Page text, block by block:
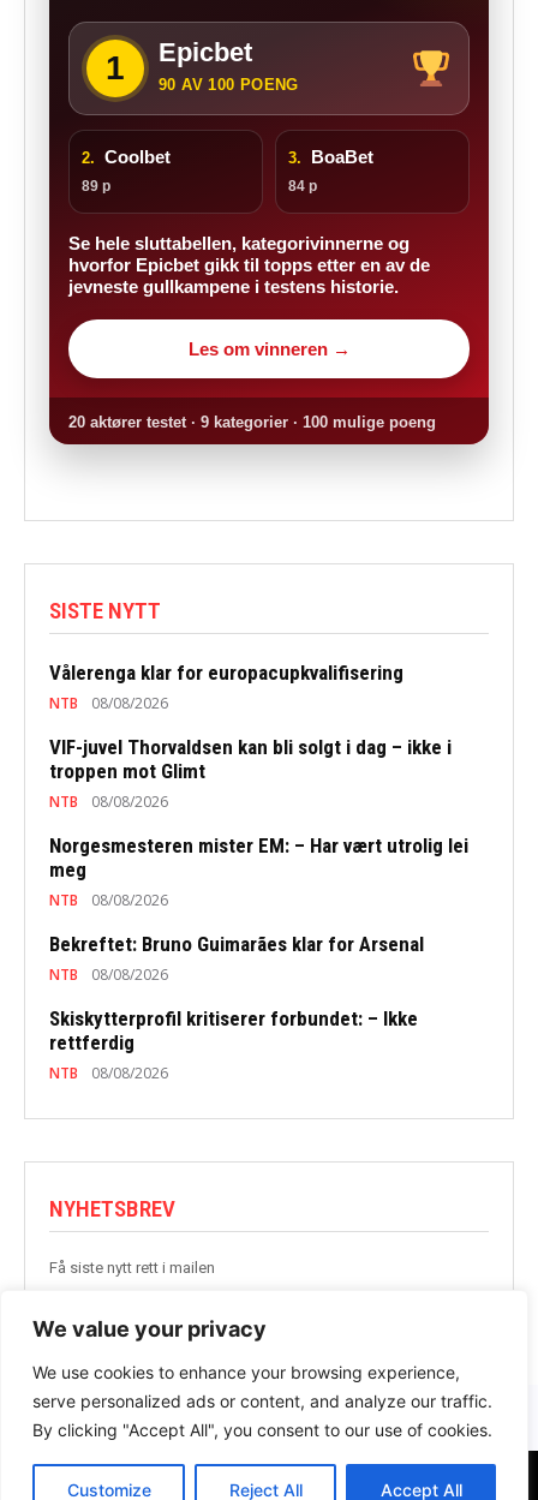
We value your privacy
We use cookies to enhance your browsing experience,
serve personalized ads or content, and analyze our traffic.
By clicking "Accept All", you consent to our use of cookies.
Customize Reject All Accept All
1 Epicbet
90 AV 100 POENG
2. Coolbet
89 p
3. BoaBet
84 p
Se hele sluttabellen, kategorivinnerne og
hvorfor Epicbet gikk til topps etter en av de
jevneste gullkampene i testens historie.
Les om vinneren →
20 aktører testet · 9 kategorier · 100 mulige poeng
SISTE NYTT
Vålerenga klar for europacupkvalifisering
NTB 08/08/2026
VIF-juvel Thorvaldsen kan bli solgt i dag – ikke i
troppen mot Glimt
NTB 08/08/2026
Norgesmesteren mister EM: – Har vært utrolig lei
meg
NTB 08/08/2026
Bekreftet: Bruno Guimarães klar for Arsenal
NTB 08/08/2026
Skiskytterprofil kritiserer forbundet: – Ikke
rettferdig
NTB 08/08/2026
NYHETSBREV
Få siste nytt rett i mailen